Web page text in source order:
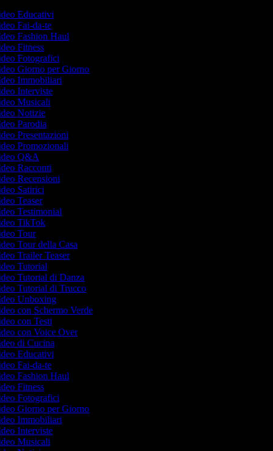
Educativi
Fai-da-te
Fashion Haul
Fitness
Fotografici
Giorno per Giorno
Immobiliari
Interviste
Musicali
Notizie
Parodia
Presentazioni
Promozionali
Q&A
Racconti
Recensioni
Satirici
Teaser
Testimonial
TikTok
Tour
Tour della Casa
Trailer Teaser
Tutorial
Tutorial di Danza
Tutorial di Trucco
Unboxing
con Schermo Verde
con Testi
con Voice Over
di Cucina
Educativi
Fai-da-te
Fashion Haul
Fitness
Fotografici
Giorno per Giorno
Immobiliari
Interviste
Musicali